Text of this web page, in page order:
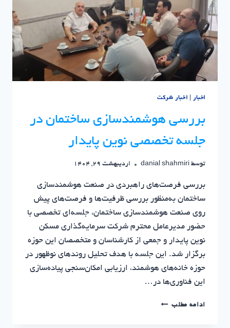
اخبار اخبار شرکت
بررسی هوشمندسازی ساختمان در
جلسه تخصصی نوین پایدار
توسط danial shahmiri اردیبهشت 29, 1404
بررسی فرصت‌های راهبردی در صنعت هوشمندسازی
ساختمان به‌منظور بررسی ظرفیت‌ها و فرصت‌های پیش
روی صنعت هوشمندسازی ساختمان، جلسه‌ای تخصصی با
حضور مدیرعامل محترم شرکت سرمایه‌گذاری مسکن
نوین پایدار و جمعی از کارشناسان و متخصصان این حوزه
برگزار شد. این جلسه با هدف تحلیل روندهای نوظهور در
حوزه خانه‌های هوشمند، ارزیابی امکان‌سنجی پیاده‌سازی
این فناوری‌ها در…
ادامه مطلببررسی